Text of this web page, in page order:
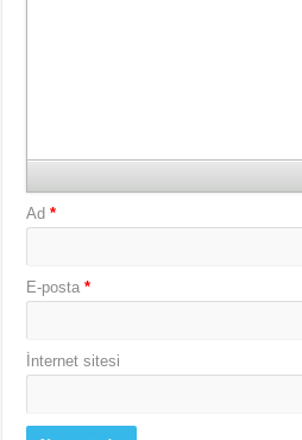
Ad*
E-posta*
İnternet sitesi